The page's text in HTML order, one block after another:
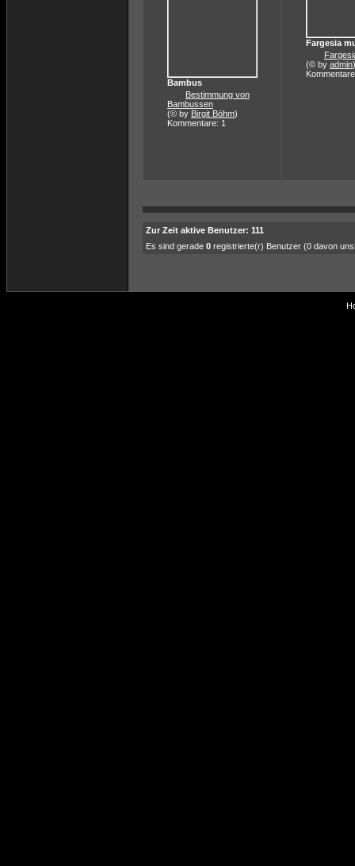
Bambus
Bestimmung von
Bambussen
(© by Birgit Böhm)
Kommentare: 1
Fargesia
(© by admin)
Zur Zeit aktive Benutzer: 111
Es sind gerade 0 registrierte(r) Benutzer (0 davon